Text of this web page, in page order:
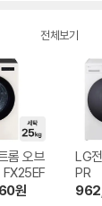
전체보기
롬 오브
FX25EF
원
LG
PR